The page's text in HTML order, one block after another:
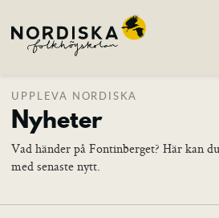
Hem
Kurser
Om skolan
UPPLEVA NORDISKA
Nyheter
Vad händer på Fontinberget? Här kan
med senaste nytt.